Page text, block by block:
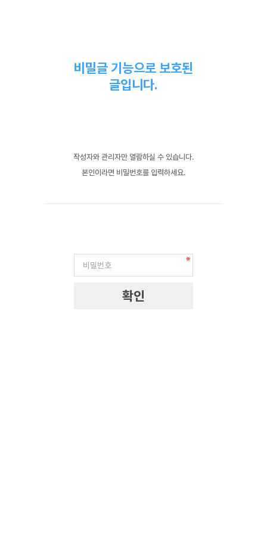
비밀글 기능으로 보호된
글입니다.
작성자와 관리자만 열람하실 수 있습니다.
본인이라면 비밀번호를 입력하세요.